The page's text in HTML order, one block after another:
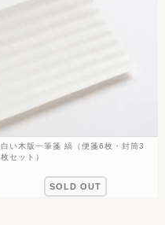
白い木版一筆箋 縞（便箋6枚・封筒3
枚セット）
SOLD OUT